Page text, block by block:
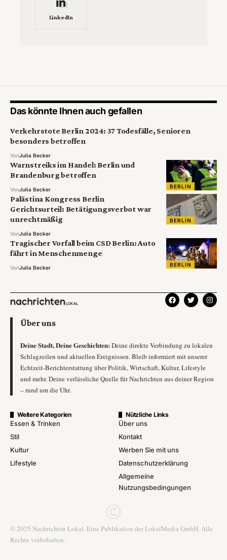
LinkedIn
Das könnte Ihnen auch gefallen
Verkehrstote Berlin 2024: 37 Todesfälle, Senioren
besonders betroffen
VonJulia Becker
BERLIN
Warnstreiks im Handel: Berlin und
Brandenburg betroffen
VonJulia Becker
BERLIN
Palästina Kongress Berlin
Gerichtsurteil: Betätigungsverbot war
unrechtmäßig
VonJulia Becker
BERLIN
Tragischer Vorfall beim CSD Berlin: Auto
fährt in Menschenmenge
VonJulia Becker
Über uns
Deine Stadt, Deine Geschichten: Deine direkte Verbindung zu lokalen
Schlagzeilen und aktuellen Ereignissen. Bleib informiert mit unserer
Echtzeit-Berichterstattung über Politik, Wirtschaft, Kultur, Lifestyle
und mehr. Deine verlässliche Quelle für Nachrichten aus deiner Region
– rund um die Uhr.
Weitere Kategorien
Essen & Trinken
Stil
Kultur
Lifestyle
Nützliche Links
Über uns
Kontakt
Werben Sie mit uns
Datenschutzerklärung
Allgemeine
Nutzungsbedingungen
© 2025 Nachrichten Lokal. Eine Publikation der LokalMedia GmbH. Alle
Rechte vorbehalten.